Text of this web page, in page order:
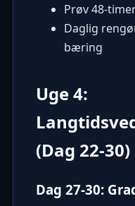
Prøv 48-
Daglig
bæring
Uge 4:
(Dag 22-30)
Dag 27-30: